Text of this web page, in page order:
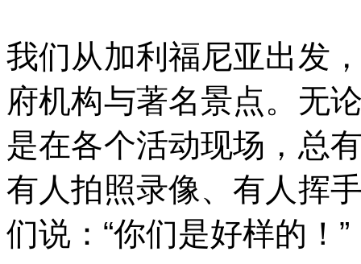
我们从加利福尼亚出发
府机构与著名景点。无
是在各个活动现场，总
有人拍照录像、有人挥
们说：“你们是好样的！”